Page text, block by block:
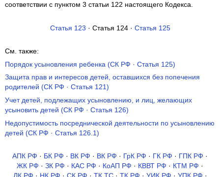
соответствии с пунктом 3 статьи 122 настоящего Кодекса.
Статья 123 · Статья 124 · Статья 125
См. также:
Порядок усыновления ребенка (СК РФ · Статья 125)
Защита прав и интересов детей, оставшихся без попечения
родителей (СК РФ · Статья 121)
Учет детей, подлежащих усыновлению, и лиц, желающих
усыновить детей (СК РФ · Статья 126)
Недопустимость посреднической деятельности по усыновлению
детей (СК РФ · Статья 126.1)
АПК РФ · БК РФ · ВК РФ · ВК РФ · ГрК РФ · ГК РФ · ГПК РФ ·
ЖК РФ · ЗК РФ · КАС РФ · КоАП РФ · КВВТ РФ · КТМ РФ ·